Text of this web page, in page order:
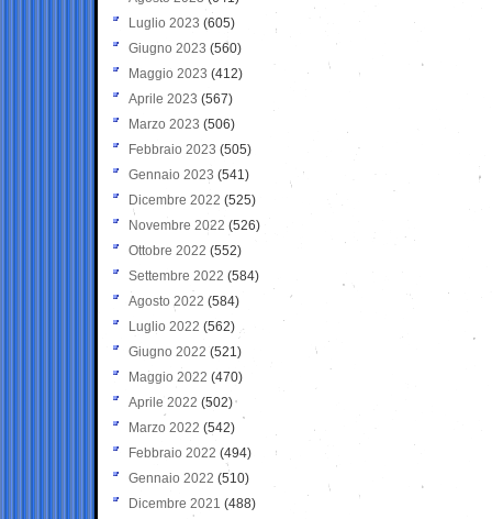
Luglio 2023 (605)
Giugno 2023 (560)
Maggio 2023 (412)
Aprile 2023 (567)
Marzo 2023 (506)
Febbraio 2023 (505)
Gennaio 2023 (541)
Dicembre 2022 (525)
Novembre 2022 (526)
Ottobre 2022 (552)
Settembre 2022 (584)
Agosto 2022 (584)
Luglio 2022 (562)
Giugno 2022 (521)
Maggio 2022 (470)
Aprile 2022 (502)
Marzo 2022 (542)
Febbraio 2022 (494)
Gennaio 2022 (510)
Dicembre 2021 (488)